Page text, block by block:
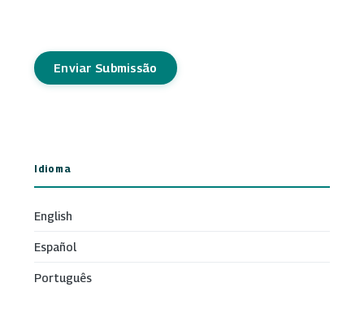
Enviar Submissão
Idioma
English
Español
Português